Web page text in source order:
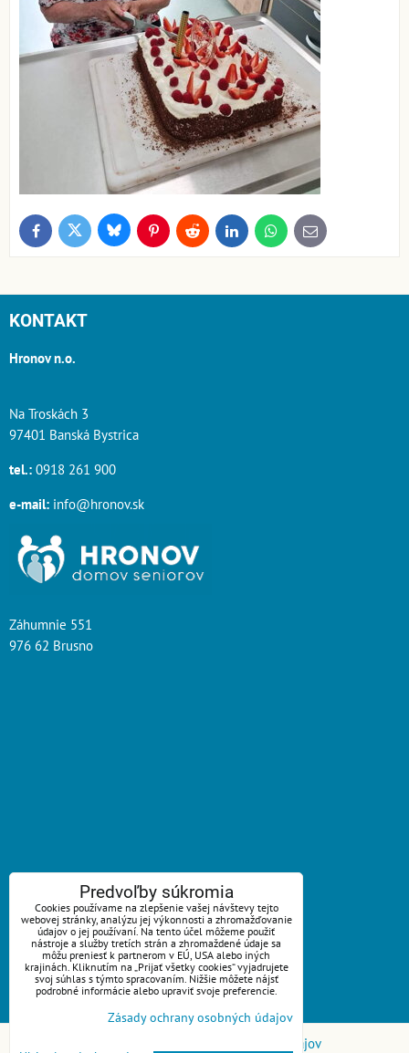
FacebookTwitter BlueskyPinterestReddit LinkedInWhatsApp
E-
mail
KONTAKT
Hronov n.o.
Na Troskách 3
97401 Banská Bystrica
tel.: 0918 261 900
e-mail: info@hronov.sk
Záhumnie 551
976 62 Brusno
ZAVOLÁME VÁM SPÄŤ
Váš telefón:*
Zásady ochrany osobných údajov
Predvoľby súkromia
Cookies používame na zlepšenie vašej návštevy tejto
webovej stránky, analýzu jej výkonnosti a zhromažďovanie
údajov o jej používaní. Na tento účel môžeme použiť
nástroje a služby tretích strán a zhromaždené údaje sa
môžu preniesť k partnerom v EÚ, USA alebo iných
krajinách. Kliknutím na „Prijať všetky cookies“ vyjadrujete
svoj súhlas s týmto spracovaním. Nižšie môžete nájsť
podrobné informácie alebo upraviť svoje preferencie.
Zásady ochrany osobných údajov